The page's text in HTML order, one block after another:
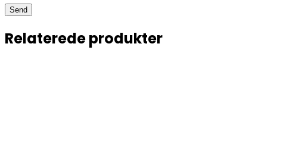
Relaterede produkter